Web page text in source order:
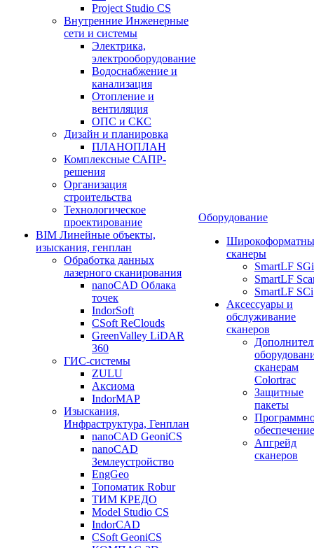
Project Studio CS
Внутренние Инженерные
сети и системы
Электрика,
электрооборудование
Водоснабжение и
канализация
Отопление и
вентиляция
ОПС и СКС
Дизайн и планировка
ПЛАНОПЛАН
Комплексные САПР-
решения
Организация
строительства
Технологическое
проектирование
BIM Линейные объекты,
изыскания, генплан
Обработка данных
лазерного сканирования
nanoCAD Облака
точек
IndorSoft
CSoft ReClouds
GreenValley LiDAR
360
ГИС-системы
ZULU
Аксиома
IndorMAP
Изыскания,
Инфраструктура, Генплан
nanoCAD GeoniCS
nanoCAD
Землеустройство
EngGeo
Топоматик Robur
ТИМ КРЕДО
Model Studio CS
IndorCAD
CSoft GeoniCS
Оборудование
сканеры
SmartLF SGi
SmartLF
SmartLF SCi
Аксессуары и
обслуживание
сканеров
сканерам
Colortrac
Защитные
пакеты
обеспечение
Апгрейд
сканеров